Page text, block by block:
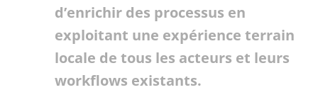
d’enrichir des processus en
exploitant une expérience terrain
locale de tous les acteurs et leurs
workflows existants.